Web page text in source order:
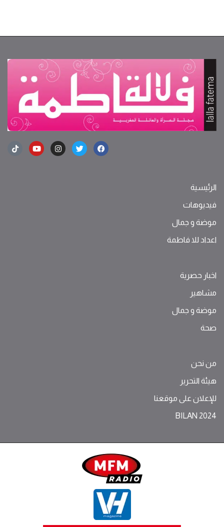
الرئيسية
فيديوهات
موضة ‫و‬ ‫‬‫جمال‬
اعداد للا فاطمة
اخبار حصرية
مشاهير
موضة ‫و‬ ‫‬‫جمال‬
صحة
من نحن
هيئة التحرير
للإعلان على موقعنا
BILAN 2024